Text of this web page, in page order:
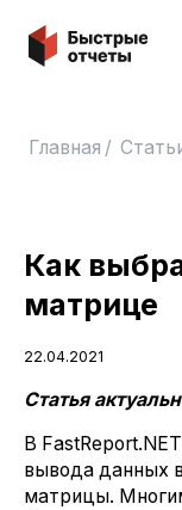
Быстрые отчеты
Главная /
Как
матрице
22.04.2021
Статья
В
вывода данных
матрицы.